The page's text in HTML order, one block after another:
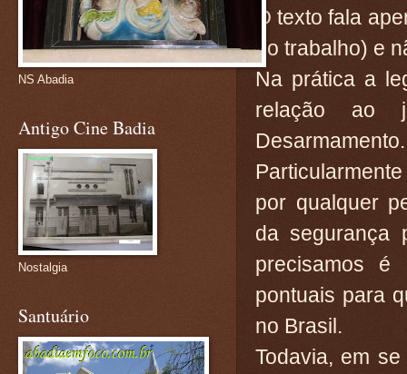
O texto fala
no trabalho) e
Na prática a
relação ao
Desarmamento.
por qualquer
da segurança
precisamos
pontuais para
no Brasil.
Todavia, em
NS Abadia
Antigo Cine Badia
Nostalgia
Santuário